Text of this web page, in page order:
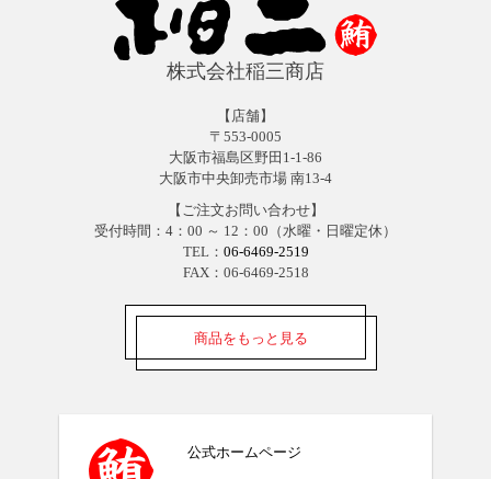
株式会社稲三商店
【店舗】
〒553-0005
大阪市福島区野田1-1-86
大阪市中央卸売市場 南13-4
【ご注文お問い合わせ】
受付時間：4：00 ～ 12：00（水曜・日曜定休）
TEL： 06-6469-2519
FAX：06-6469-2518
商品をもっと見る
公式ホームページ